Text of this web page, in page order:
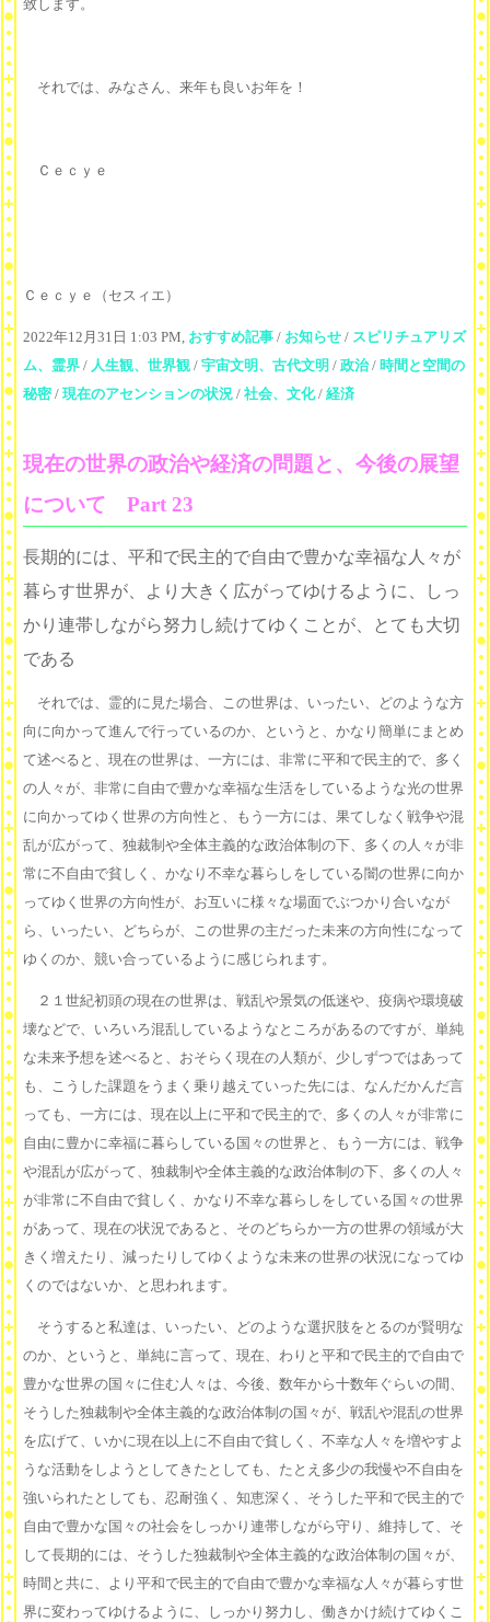
致します。
それでは、みなさん、来年も良いお年を！
Ｃｅｃｙｅ
Ｃｅｃｙｅ（セスィエ）
2022年12月31日 1:03 PM, おすすめ記事 / お知らせ / スピリチュアリズ
ム、霊界 / 人生観、世界観 / 宇宙文明、古代文明 / 政治/ 時間と空間の
秘密/ 現在のアセンションの状況 / 社会、文化/ 経済
現在の世界の政治や経済の問題と、今後の展望
について Part 23
長期的には、平和で民主的で自由で豊かな幸福な人々が
暮らす世界が、より大きく広がってゆけるように、しっ
かり連帯しながら努力し続けてゆくことが、とても大切
である
それでは、霊的に見た場合、この世界は、いったい、どのような方
向に向かって進んで行っているのか、というと、かなり簡単にまとめ
て述べると、現在の世界は、一方には、非常に平和で民主的で、多く
の人々が、非常に自由で豊かな幸福な生活をしているような光の世界
に向かってゆく世界の方向性と、もう一方には、果てしなく戦争や混
乱が広がって、独裁制や全体主義的な政治体制の下、多くの人々が非
常に不自由で貧しく、かなり不幸な暮らしをしている闇の世界に向か
ってゆく世界の方向性が、お互いに様々な場面でぶつかり合いなが
ら、いったい、どちらが、この世界の主だった未来の方向性になって
ゆくのか、競い合っているように感じられます。
２１世紀初頭の現在の世界は、戦乱や景気の低迷や、疫病や環境破
壊などで、いろいろ混乱しているようなところがあるのですが、単純
な未来予想を述べると、おそらく現在の人類が、少しずつではあって
も、こうした課題をうまく乗り越えていった先には、なんだかんだ言
っても、一方には、現在以上に平和で民主的で、多くの人々が非常に
自由に豊かに幸福に暮らしている国々の世界と、もう一方には、戦争
や混乱が広がって、独裁制や全体主義的な政治体制の下、多くの人々
が非常に不自由で貧しく、かなり不幸な暮らしをしている国々の世界
があって、現在の状況であると、そのどちらか一方の世界の領域が大
きく増えたり、減ったりしてゆくような未来の世界の状況になってゆ
くのではないか、と思われます。
そうすると私達は、いったい、どのような選択肢をとるのが賢明な
のか、というと、単純に言って、現在、わりと平和で民主的で自由で
豊かな世界の国々に住む人々は、今後、数年から十数年ぐらいの間、
そうした独裁制や全体主義的な政治体制の国々が、戦乱や混乱の世界
を広げて、いかに現在以上に不自由で貧しく、不幸な人々を増やすよ
うな活動をしようとしてきたとしても、たとえ多少の我慢や不自由を
強いられたとしても、忍耐強く、知恵深く、そうした平和で民主的で
自由で豊かな国々の社会をしっかり連帯しながら守り、維持して、そ
して長期的には、そうした独裁制や全体主義的な政治体制の国々が、
時間と共に、より平和で民主的で自由で豊かな幸福な人々が暮らす世
界に変わってゆけるように、しっかり努力し、働きかけ続けてゆくこ